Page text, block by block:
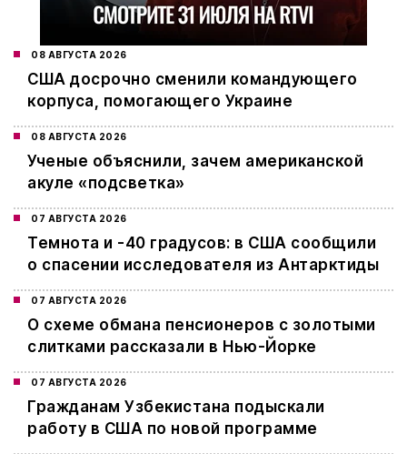
08 АВГУСТА 2026
США досрочно сменили командующего
корпуса, помогающего Украине
08 АВГУСТА 2026
Ученые объяснили, зачем американской
акуле «подсветка»
07 АВГУСТА 2026
Темнота и -40 градусов: в США сообщили
о спасении исследователя из Антарктиды
07 АВГУСТА 2026
О схеме обмана пенсионеров с золотыми
слитками рассказали в Нью-Йорке
07 АВГУСТА 2026
Гражданам Узбекистана подыскали
работу в США по новой программе